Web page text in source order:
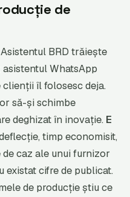
de
Asistentul BRD trăiește
WhatsApp
îl folosesc deja.
să-și schimbe
deghizat în inovație. E
timp economisit,
caz ale unui furnizor
existat cifre de publicat.
de producție știu ce